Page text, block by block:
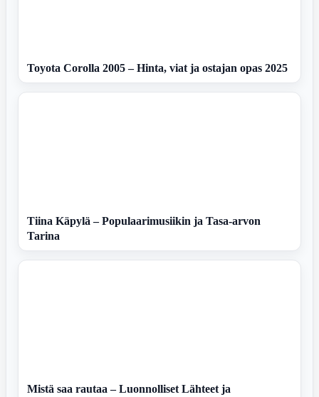
Toyota Corolla 2005 – Hinta, viat ja ostajan opas 2025
Tiina Käpylä – Populaarimusiikin ja Tasa-arvon
Tarina
Mistä saa rautaa – Luonnolliset Lähteet ja